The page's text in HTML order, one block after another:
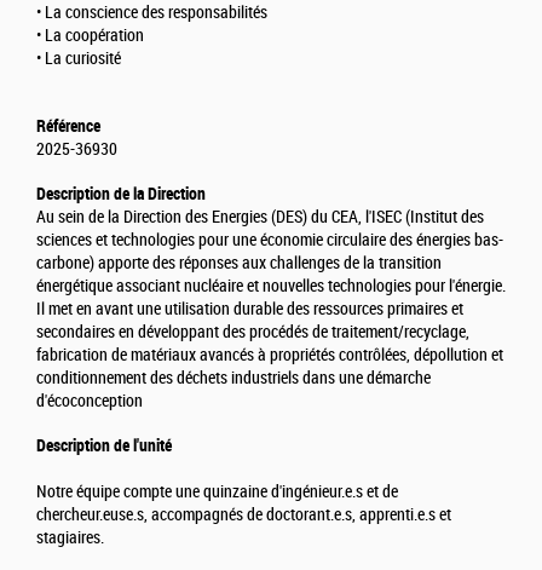
• La conscience des responsabilités
• La coopération
• La curiosité
Référence
2025-36930
Description de la Direction
Au sein de la Direction des Energies (DES) du CEA, l'ISEC (Institut des
sciences et technologies pour une économie circulaire des énergies bas-
carbone) apporte des réponses aux challenges de la transition
énergétique associant nucléaire et nouvelles technologies pour l'énergie.
Il met en avant une utilisation durable des ressources primaires et
secondaires en développant des procédés de traitement/recyclage,
fabrication de matériaux avancés à propriétés contrôlées, dépollution et
conditionnement des déchets industriels dans une démarche
d'écoconception
Description de l'unité
Notre équipe compte une quinzaine d'ingénieur.e.s et de
chercheur.euse.s, accompagnés de doctorant.e.s, apprenti.e.s et
stagiaires.